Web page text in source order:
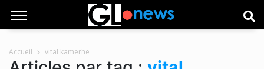
Accueil vital kamerhe